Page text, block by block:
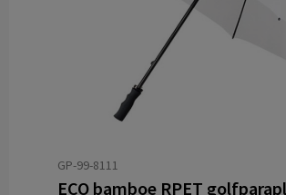
GP-99-8111